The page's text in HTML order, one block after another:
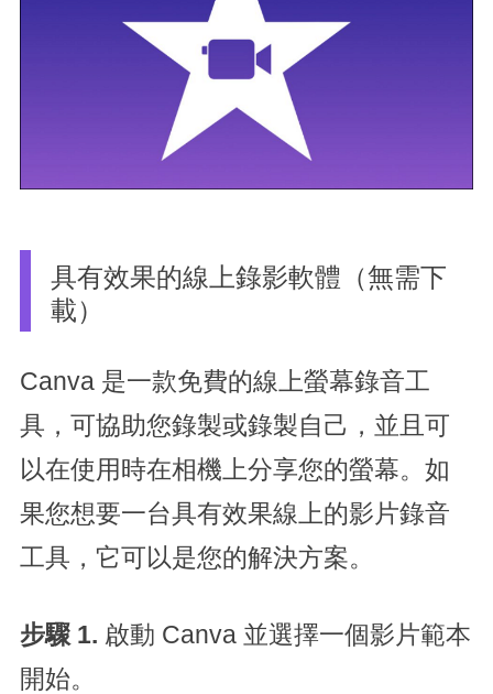
具有效果的線上錄影軟體（無需下
載）
Canva 是一款免費的線上螢幕錄音工
具，可協助您錄製或錄製自己，並且可
以在使用時在相機上分享您的螢幕。如
果您想要一台具有效果線上的影片錄音
工具，它可以是您的解決方案。
步驟 1. 啟動 Canva 並選擇一個影片範本
開始。